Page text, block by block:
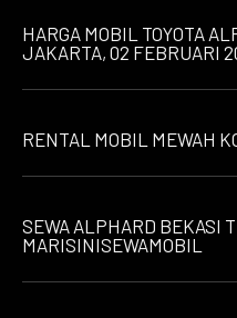
HARGA MOBIL TOYOTA
JAKARTA, 02 FEBRUARI
RENTAL MOBIL MEWAH
SEWA ALPHARD BEKASI
MARISINISEWAMOBIL